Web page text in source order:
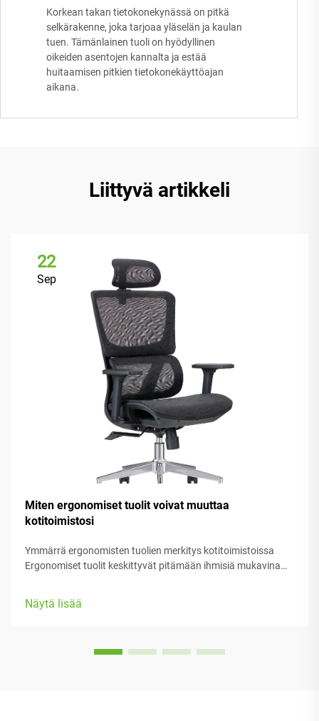
Korkean takan tietokonekynässä on pitkä
selkärakenne, joka tarjoaa yläselän ja kaulan
tuen. Tämänlainen tuoli on hyödyllinen
oikeiden asentojen kannalta ja estää
huitaamisen pitkien tietokonekäyttöajan
aikana.
Liittyvä artikkeli
22
Sep
Miten ergonomiset tuolit voivat muuttaa
kotitoimistosi
Ymmärrä ergonomisten tuolien merkitys kotitoimistoissa
Ergonomiset tuolit keskittyvät pitämään ihmisiä mukavina
malleissa on varustettu...
Näytä lisää